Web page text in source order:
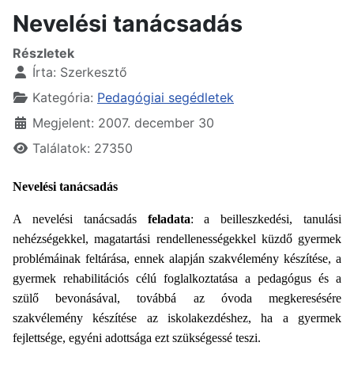
Nevelési tanácsadás
Részletek
Írta: Szerkesztő
Kategória: Pedagógiai segédletek
Megjelent: 2007. december 30
Találatok: 27350
Nevelési tanácsadás
A nevelési tanácsadás feladata: a beilleszkedési, tanulási
nehézségekkel, magatartási rendellenességekkel küzdő gyermek
problémáinak feltárása, ennek alapján szakvélemény készítése, a
gyermek rehabilitációs célú foglalkoztatása a pedagógus és a
szülő bevonásával, továbbá az óvoda megkeresésére
szakvélemény készítése az iskolakezdéshez, ha a gyermek
fejlettsége, egyéni adottsága ezt szükségessé teszi.